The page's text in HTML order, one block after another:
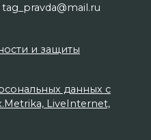
и защиты
данных с
LiveInternet,